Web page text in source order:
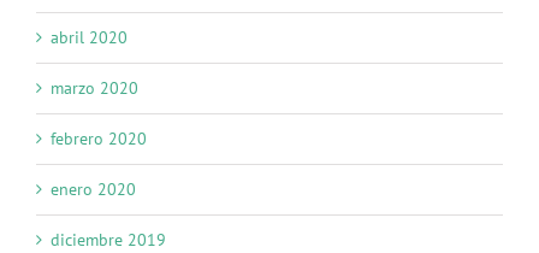
abril 2020
marzo 2020
febrero 2020
enero 2020
diciembre 2019